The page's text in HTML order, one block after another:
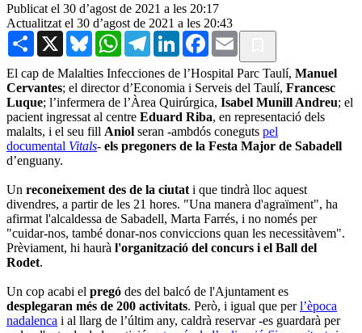
Publicat el 30 d’agost de 2021 a les 20:17
Actualitzat el 30 d’agost de 2021 a les 20:43
Share X BlueskyWhatsAppTelegramLinkedInFacebook
Email
El cap de Malalties Infecciones de l’Hospital Parc Taulí, Manuel
Cervantes; el director d’Economia i Serveis del Taulí, Francesc
Luque; l’infermera de l’Àrea Quirúrgica, Isabel Munill Andreu; el
pacient ingressat al centre Eduard Riba, en representació dels
malalts, i el seu fill Aniol seran -ambdós coneguts pel
documental Vitals- els pregoners de la Festa Major de Sabadell
d’enguany.
Un reconeixement des de la ciutat i que tindrà lloc aquest
divendres, a partir de les 21 hores. "Una manera d'agraïment", ha
afirmat l'alcaldessa de Sabadell, Marta Farrés, i no només per
"cuidar-nos, també donar-nos conviccions quan les necessitàvem".
Prèviament, hi haurà l'organització del concurs i el Ball del
Rodet.
Un cop acabi el pregó des del balcó de l'Ajuntament es
desplegaran més de 200 activitats. Però, i igual que perl’època
nadalenca i al llarg de l’últim any, caldrà reservar -es guardarà per